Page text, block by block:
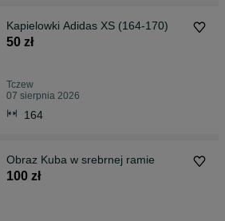
Kapielowki Adidas XS (164-170)
50 zł
Tczew
07 sierpnia 2026
164
Obraz Kuba w srebrnej ramie
100 zł